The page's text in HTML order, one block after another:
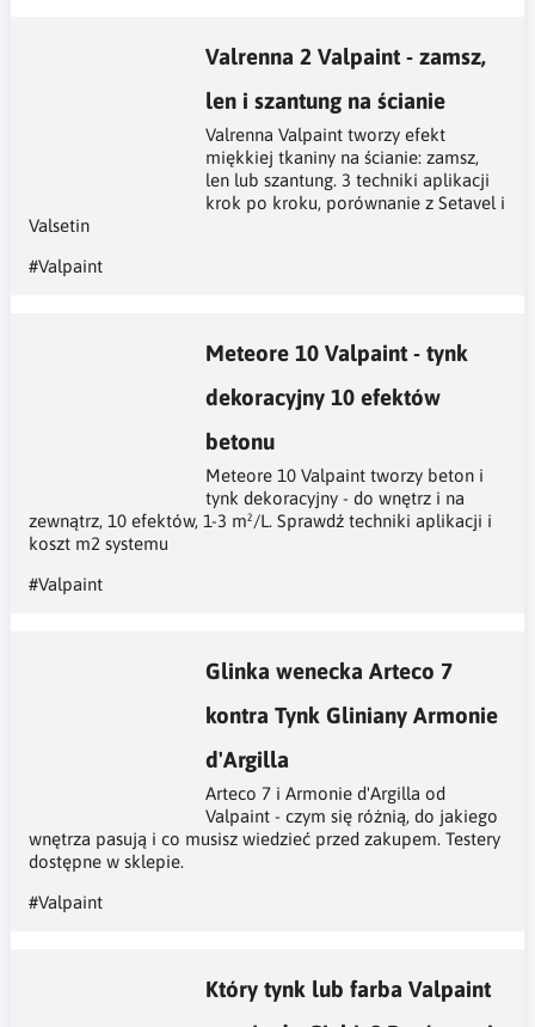
Valrenna 2 Valpaint - zamsz,
len i szantung na ścianie
Valrenna Valpaint tworzy efekt
miękkiej tkaniny na ścianie: zamsz,
len lub szantung. 3 techniki aplikacji
krok po kroku, porównanie z Setavel i
Valsetin
#Valpaint
Meteore 10 Valpaint - tynk
dekoracyjny 10 efektów
betonu
Meteore 10 Valpaint tworzy beton i
tynk dekoracyjny - do wnętrz i na
zewnątrz, 10 efektów, 1-3 m²/L. Sprawdź techniki aplikacji i
koszt m2 systemu
#Valpaint
Glinka wenecka Arteco 7
kontra Tynk Gliniany Armonie
d'Argilla
Arteco 7 i Armonie d'Argilla od
Valpaint - czym się różnią, do jakiego
wnętrza pasują i co musisz wiedzieć przed zakupem. Testery
dostępne w sklepie.
#Valpaint
Który tynk lub farba Valpaint